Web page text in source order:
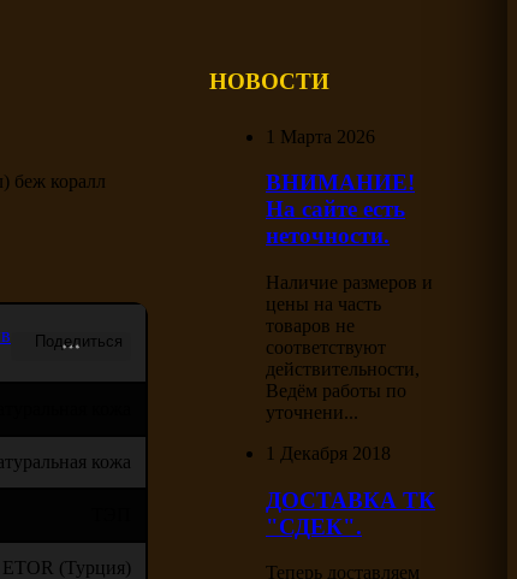
беж коралл
кожа
ETOR (Турция)
НОВОСТИ
1 Марта 2026
ВНИМАНИЕ!
На сайте есть
неточности.
Наличие размеров и
цены на часть
товаров не
соответствуют
действительности,
Ведём работы по
уточнени...
1 Декабря 2018
ДОСТАВКА ТК
"СДЕК".
Теперь доставляем